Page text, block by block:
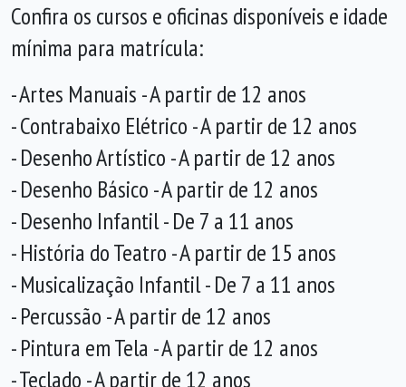
Confira os cursos e oficinas disponíveis e idade
mínima para matrícula:
- Artes Manuais - A partir de 12 anos
- Contrabaixo Elétrico - A partir de 12 anos
- Desenho Artístico - A partir de 12 anos
- Desenho Básico - A partir de 12 anos
- Desenho Infantil - De 7 a 11 anos
- História do Teatro - A partir de 15 anos
- Musicalização Infantil - De 7 a 11 anos
- Percussão - A partir de 12 anos
- Pintura em Tela - A partir de 12 anos
- Teclado - A partir de 12 anos